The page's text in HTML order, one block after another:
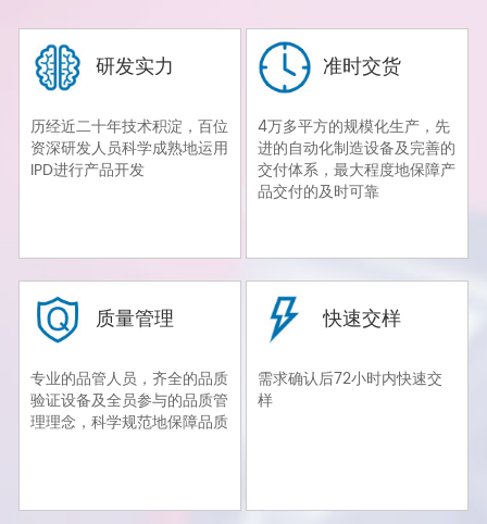
研发实力
历经近二十年技术积淀，百位
资深研发人员科学成熟地运用
IPD进行产品开发
准时交货
4万多平方的规模化生产，先
进的自动化制造设备及完善的
交付体系，最大程度地保障产
品交付的及时可靠
质量管理
专业的品管人员，齐全的品质
验证设备及全员参与的品质管
理理念，科学规范地保障品质
快速交样
需求确认后72小时内快速交
样